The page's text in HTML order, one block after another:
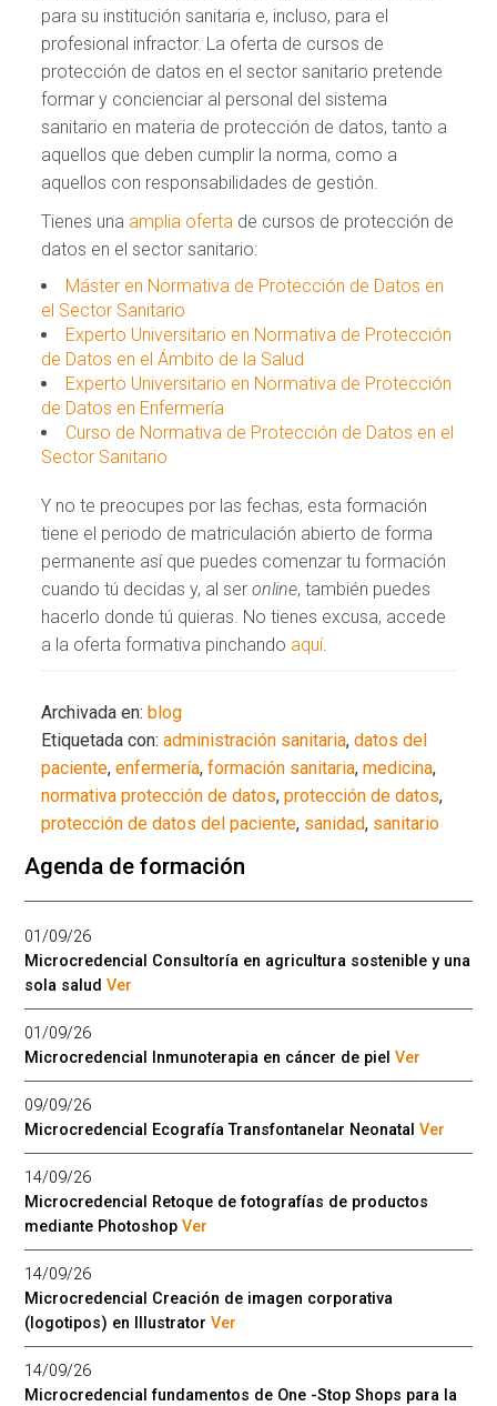
para su institución sanitaria e, incluso, para el
profesional infractor. La oferta de cursos de
protección de datos en el sector sanitario pretende
formar y concienciar al personal del sistema
sanitario en materia de protección de datos, tanto a
aquellos que deben cumplir la norma, como a
aquellos con responsabilidades de gestión.
Tienes una amplia oferta de cursos de protección de
datos en el sector sanitario:
Máster en Normativa de Protección de Datos en
el Sector Sanitario
Experto Universitario en Normativa de Protección
de Datos en el Ámbito de la Salud
Experto Universitario en Normativa de Protección
de Datos en Enfermería
Curso de Normativa de Protección de Datos en el
Sector Sanitario
Y no te preocupes por las fechas, esta formación
tiene el periodo de matriculación abierto de forma
permanente así que puedes comenzar tu formación
cuando tú decidas y, al seronline, también puedes
hacerlo donde tú quieras. No tienes excusa, accede
a la oferta formativa pinchando aquí.
Archivada en:blog
Etiquetada con:administración sanitaria,datos del
paciente,enfermería,formación sanitaria,medicina,
normativa protección de datos,protección de datos,
protección de datos del paciente, sanidad, sanitario
Agenda de formación
01/09/26
Microcredencial Consultoría en agricultura sostenible y una
sola saludVer
01/09/26
Microcredencial Inmunoterapia en cáncer de pielVer
09/09/26
Microcredencial Ecografía Transfontanelar NeonatalVer
14/09/26
Microcredencial Retoque de fotografías de productos
mediante PhotoshopVer
14/09/26
Microcredencial Creación de imagen corporativa
(logotipos) en IllustratorVer
14/09/26
Microcredencial fundamentos de One -Stop Shops para la